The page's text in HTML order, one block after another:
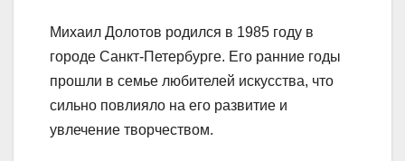
Михаил Долотов родился в 1985 году в
городе Санкт-Петербурге. Его ранние годы
прошли в семье любителей искусства, что
сильно повлияло на его развитие и
увлечение творчеством.